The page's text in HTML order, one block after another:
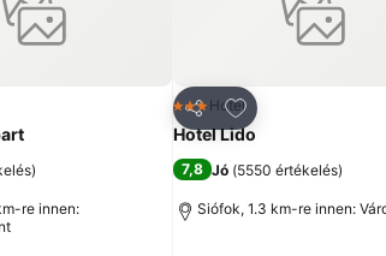
a kedvencekhez
)
re innen:
Megosztás
Hozzáadás a
3 Kategória
Hotel
Hotel Lido
7,8 Jó (5550 értékelés)
Siófok, 1.3 km-re innen: